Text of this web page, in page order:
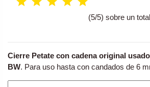
(5/5) sobre un
Cierre Petate con cadena original
BW. Para uso hasta con candados de 6